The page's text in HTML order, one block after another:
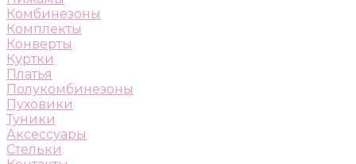
Комбинезоны
Комплекты
Конверты
Куртки
Платья
Полукомбинезоны
Пуховики
Туники
Аксессуары
Стельки